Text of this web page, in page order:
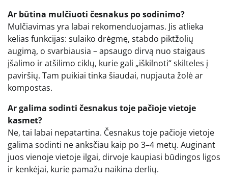
Ar būtina mulčiuoti česnakus po sodinimo?
Mulčiavimas yra labai rekomenduojamas. Jis atlieka
kelias funkcijas: sulaiko drėgmę, stabdo piktžolių
augimą, o svarbiausia – apsaugo dirvą nuo staigaus
įšalimo ir atšilimo ciklų, kurie gali „iškilnoti“ skilteles į
paviršių. Tam puikiai tinka šiaudai, nupjauta žolė ar
kompostas.
Ar galima sodinti česnakus toje pačioje vietoje
kasmet?
Ne, tai labai nepatartina. Česnakus toje pačioje vietoje
galima sodinti ne anksčiau kaip po 3–4 metų. Auginant
juos vienoje vietoje ilgai, dirvoje kaupiasi būdingos ligos
ir kenkėjai, kurie pamažu naikina derlių.